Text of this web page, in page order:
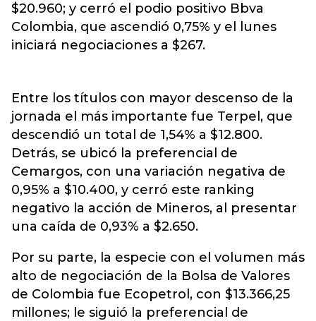
$20.960; y cerró el podio positivo Bbva
Colombia, que ascendió 0,75% y el lunes
iniciará negociaciones a $267.
Entre los títulos con mayor descenso de la
jornada el más importante fue Terpel, que
descendió un total de 1,54% a $12.800.
Detrás, se ubicó la preferencial de
Cemargos, con una variación negativa de
0,95% a $10.400, y cerró este ranking
negativo la acción de Mineros, al presentar
una caída de 0,93% a $2.650.
Por su parte, la especie con el volumen más
alto de negociación de la Bolsa de Valores
de Colombia fue Ecopetrol, con $13.366,25
millones; le siguió la preferencial de